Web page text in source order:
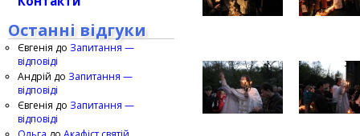
Останні відгуки
Євгенія до Запитання —
відповіді
Андрій до Запитання —
відповіді
Євгенія до Запитання —
відповіді